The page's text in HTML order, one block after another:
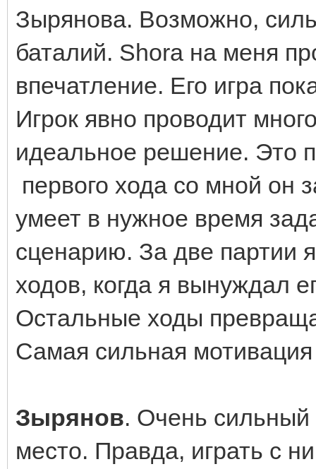
Зырянова. Возможно,
баталий. Shora на меня
впечатление. Его игра
Игрок явно проводит
идеальное решение. Это
первого хода со мной он
умеет в нужное время
сценарию. За две партии
ходов, когда я вынуждал
Остальные ходы
Самая сильная
Зырянов. Очень сильный
место. Правда, играть с